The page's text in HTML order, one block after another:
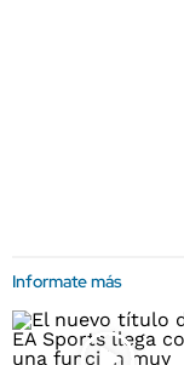
Informate más